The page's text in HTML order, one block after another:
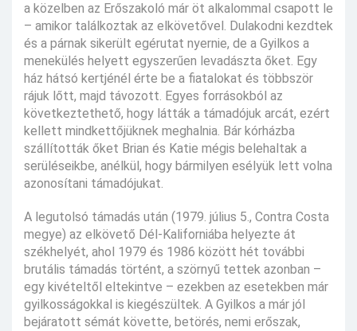
a közelben az Erőszakoló már öt alkalommal csapott le
– amikor találkoztak az elkövetővel. Dulakodni kezdtek
és a párnak sikerült egérutat nyernie, de a Gyilkos a
menekülés helyett egyszerűen levadászta őket. Egy
ház hátsó kertjénél érte be a fiatalokat és többször
rájuk lőtt, majd távozott. Egyes forrásokból az
következtethető, hogy látták a támadójuk arcát, ezért
kellett mindkettőjüknek meghalnia. Bár kórházba
szállították őket Brian és Katie mégis belehaltak a
serüléseikbe, anélkül, hogy bármilyen esélyük lett volna
azonosítani támadójukat.
A legutolsó támadás után (1979. július 5., Contra Costa
megye) az elkövető Dél-Kaliforniába helyezte át
székhelyét, ahol 1979 és 1986 között hét további
brutális támadás történt, a szörnyű tettek azonban –
egy kivételtől eltekintve – ezekben az esetekben már
gyilkosságokkal is kiegészültek. A Gyilkos a már jól
bejáratott sémát követte, betörés, nemi erőszak,